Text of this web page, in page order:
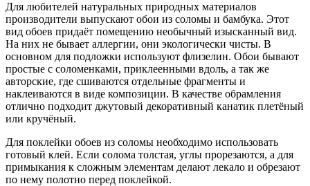
Для любителей натуральных природных материалов
производители выпускают обои из соломы и бамбука. Этот
вид обоев придаёт помещению необычный изысканный вид.
На них не бывает аллергии, они экологически чисты. В
основном для подложки используют флизелин. Обои бывают
простые с соломенками, приклеенными вдоль, а так же
авторские, где сшиваются отдельные фрагменты и
наклеиваются в виде композиции. В качестве обрамления
отлично подходит джутовый декоративный канатик плетёный
или кручёный.
Для поклейки обоев из соломы необходимо использовать
готовый клей. Если солома толстая, углы прорезаются, а для
примыкания к сложным элементам делают лекало и обрезают
по нему полотно перед поклейкой.